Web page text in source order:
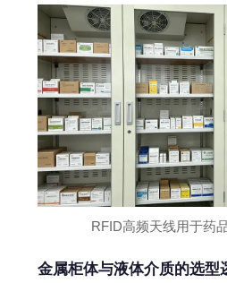
RFID高频天线用于药
金属柜体与液体介质的选型